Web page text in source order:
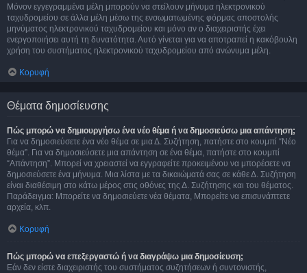
Μόνον εγγεγραμμένα μέλη μπορούν να στείλουν μήνυμα ηλεκτρονικού
ταχυδρομείου σε άλλα μέλη μέσω της ενσωματωμένης φόρμας αποστολής
μηνύματος ηλεκτρονικού ταχυδρομείου και μόνο αν ο διαχειριστής έχει
ενεργοποιήσει αυτή τη δυνατότητα. Αυτό γίνεται για να αποτραπεί η κακόβουλη
χρήση του συστήματος ηλεκτρονικού ταχυδρομείου από ανώνυμα μέλη.
Κορυφή
Θέματα δημοσίευσης
Πώς μπορώ να δημιουργήσω ένα νέο θέμα ή να δημοσιεύσω μια απάντηση;
Για να δημοσιεύσετε ένα νέο θέμα σε μια Δ. Συζήτηση, πατήστε στο κουμπί “Νέο
θέμα”. Για να δημοσιεύσετε μια απάντηση σε ένα θέμα, πατήστε στο κουμπί
“Απάντηση”. Μπορεί να χρειαστεί να εγγραφείτε προκειμένου να μπορέσετε να
δημοσιεύσετε ένα μήνυμα. Μια λίστα με τα δικαιώματά σας σε κάθε Δ. Συζήτηση
είναι διαθέσιμη στο κάτω μέρος στις οθόνες της Δ. Συζήτησης και του θέματος.
Παράδειγμα: Μπορείτε να δημοσιεύετε νέα θέματα, Μπορείτε να επισυνάπτετε
αρχεία, κλπ.
Κορυφή
Πώς μπορώ να επεξεργαστώ ή να διαγράψω μια δημοσίευση;
Εάν δεν είστε διαχειριστής του συστήματος συζητήσεων ή συντονιστής,